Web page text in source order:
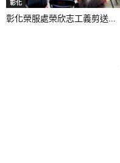
彰化
彰化榮服處榮欣志工義剪送...